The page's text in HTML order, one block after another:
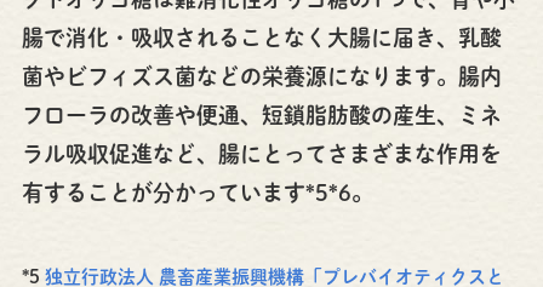
腸で消化・吸収されることなく大腸に届き、乳酸
菌やビフィズス菌などの栄養源になります。腸内
フローラの改善や便通、短鎖脂肪酸の産生、ミネ
ラル吸収促進など、腸にとってさまざまな作用を
有することが分かっています*5*6。
*5 独立行政法人 農畜産業振興機構「プレバイオティクスと